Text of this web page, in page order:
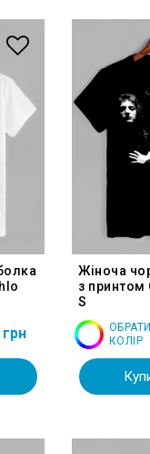
Жіноча
з принтом
S
ОБРАТИ
КОЛІР